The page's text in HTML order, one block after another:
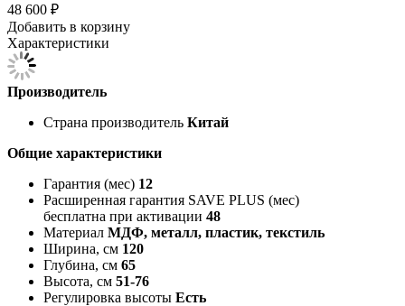
48 600 ₽
Добавить в корзину
Характеристики
Производитель
Страна производитель Китай
Общие характеристики
Гарантия (мес) 12
Расширенная гарантия SAVE PLUS (мес)
бесплатна при активации 48
Материал МДФ, металл, пластик, текстиль
Ширина, см 120
Глубина, см 65
Высота, см 51-76
Регулировка высоты Есть